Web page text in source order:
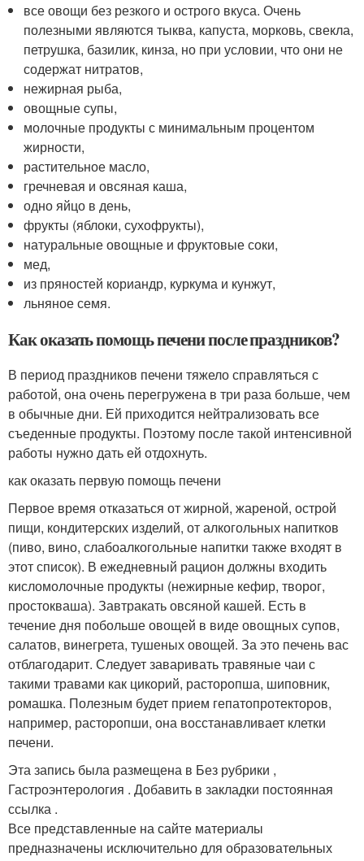
все овощи без резкого и острого вкуса. Очень
полезными являются тыква, капуста, морковь, свекла,
петрушка, базилик, кинза, но при условии, что они не
содержат нитратов,
нежирная рыба,
овощные супы,
молочные продукты с минимальным процентом
жирности,
растительное масло,
гречневая и овсяная каша,
одно яйцо в день,
фрукты (яблоки, сухофрукты),
натуральные овощные и фруктовые соки,
мед,
из пряностей кориандр, куркума и кунжут,
льняное семя.
Как оказать помощь печени после праздников?
В период праздников печени тяжело справляться с
работой, она очень перегружена в три раза больше, чем
в обычные дни. Ей приходится нейтрализовать все
съеденные продукты. Поэтому после такой интенсивной
работы нужно дать ей отдохнуть.
как оказать первую помощь печени
Первое время отказаться от жирной, жареной, острой
пищи, кондитерских изделий, от алкогольных напитков
(пиво, вино, слабоалкогольные напитки также входят в
этот список). В ежедневный рацион должны входить
кисломолочные продукты (нежирные кефир, творог,
простокваша). Завтракать овсяной кашей. Есть в
течение дня побольше овощей в виде овощных супов,
салатов, винегрета, тушеных овощей. За это печень вас
отблагодарит. Следует заваривать травяные чаи с
такими травами как цикорий, расторопша, шиповник,
ромашка. Полезным будет прием гепатопротекторов,
например, расторопши, она восстанавливает клетки
печени.
Эта запись была размещена в Без рубрики ,
Гастроэнтерология . Добавить в закладки постоянная
ссылка .
Все представленные на сайте материалы
предназначены исключительно для образовательных